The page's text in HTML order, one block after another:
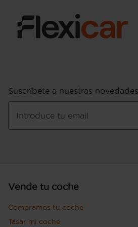
Suscríbete a nuestras novedades
Introduce tu email
Vende tu coche
Compramos tu coche
Tasar mi coche